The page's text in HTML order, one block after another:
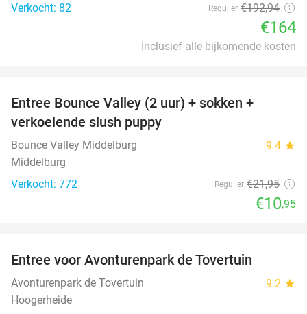
Verkocht: 82
Regulier €192,94
€164
Inclusief alle bijkomende kosten
Entree Bounce Valley (2 uur) + sokken +
verkoelende slush puppy
Bounce Valley Middelburg 9.4 star
Middelburg
Verkocht: 772
Regulier €21,95
€10,95
Entree voor Avonturenpark de Tovertuin
Avonturenpark de Tovertuin 9.2 star
Hoogerheide